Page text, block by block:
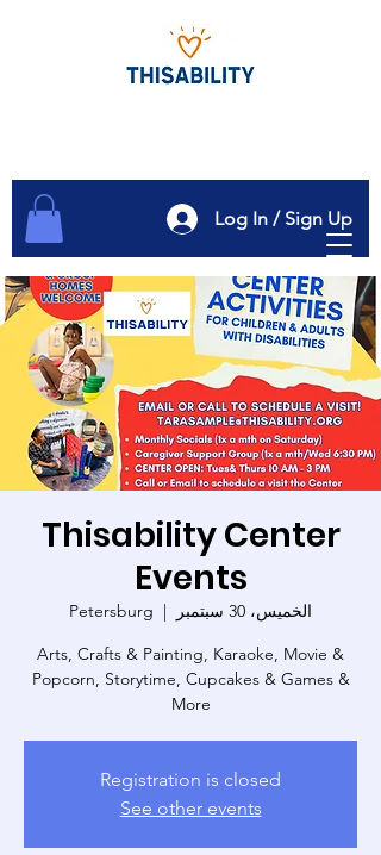
Log In / Sign Up
Thisability Center
Events
الخميس، 30 سبتمبر
  |
Petersburg
Arts, Crafts & Painting, Karaoke, Movie &
Popcorn, Storytime, Cupcakes & Games &
More
Registration is closed
See other events